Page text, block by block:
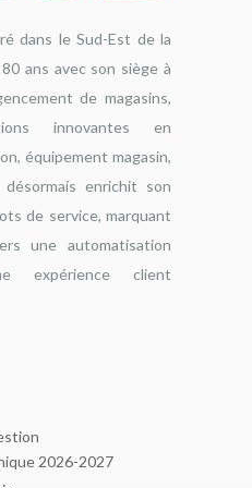
dans le Sud-Est de la
ans avec son siège à
de magasins,
innovantes en
équipement magasin,
enrichit son
de service, marquant
une automatisation
expérience client
2026-2027